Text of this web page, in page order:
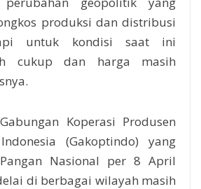
produksi dan distribusi
untuk kondisi saat ini
cukup dan harga masih
Koperasi Produsen
(Gakoptindo) yang
Nasional per 8 April
di berbagai wilayah masih